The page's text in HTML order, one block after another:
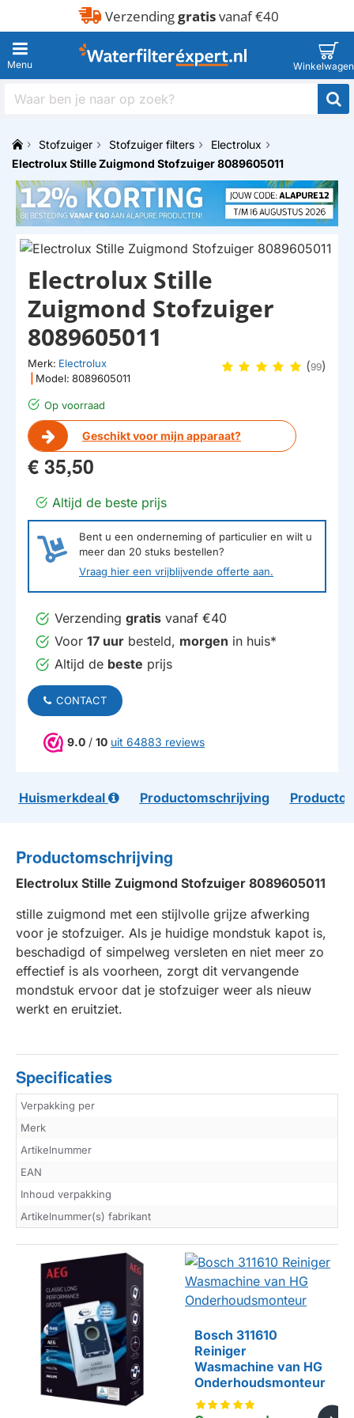
Verzendinggratisvanaf €40
Waar
naar
oph
m
e
Stofzuiger Stofzuiger filters
Electrolux
Electrolux Stille Zuigmond Stofzuiger 8089605011
Op voorraad
Geschikt voor mijn apparaat?
Electrolux Stille
Zuigmond Stofzuiger
8089605011
Merk: Electrolux
Model: 8089605011
(99)
€ 35,50
Altijd de beste prijs
Bent u een onderneming of particulier en wilt u
meer dan 20 stuks bestellen?
Vraag hier een vrijblijvende offerte aan.
Verzending gratis vanaf €40
Voor 17 uur besteld, morgen in huis*
Altijd de beste prijs
CONTACT
9.0 / 10 uit 64883 reviews
Huismerkdeal Productomschrijving
Productomschrijving
Electrolux Stille Zuigmond Stofzuiger 8089605011
stille zuigmond met een stijlvolle grijze afwerking
voor je stofzuiger. Als je huidige mondstuk kapot is,
beschadigd of simpelweg versleten en niet meer zo
effectief is als voorheen, zorgt dit vervangende
mondstuk ervoor dat je stofzuiger weer als nieuw
werkt en eruitziet.
Specificaties
Verpakking per
Merk
Artikelnummer
EAN
Inhoud verpakking
Artikelnummer(s) fabrikant
Bosch 311610
Reiniger
Wasmachine van HG
Onderhoudsmonteur